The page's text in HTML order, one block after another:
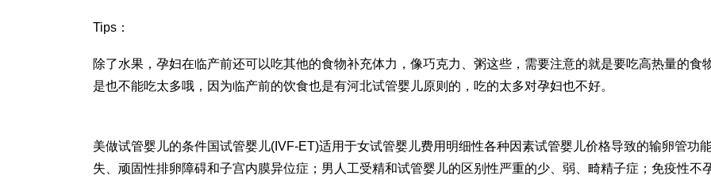
Tips：
除了水果，孕妇在临产前还可以吃其他的食物补充体力，像巧克力、粥这些，需要注意的就是要吃高热量的食
是也不能吃太多哦，因为临产前的饮食也是有河北试管婴儿原则的，吃的太多对孕妇也不好。
美做试管婴儿的条件国试管婴儿(IVF-ET)适用于女试管婴儿费用明细性各种因素试管婴儿价格导致的输卵管功
失、顽固性排卵障碍和子宫内膜异位症；男 人工受精和试管婴儿的区别性严重的少、弱、畸精子症；免疫性不